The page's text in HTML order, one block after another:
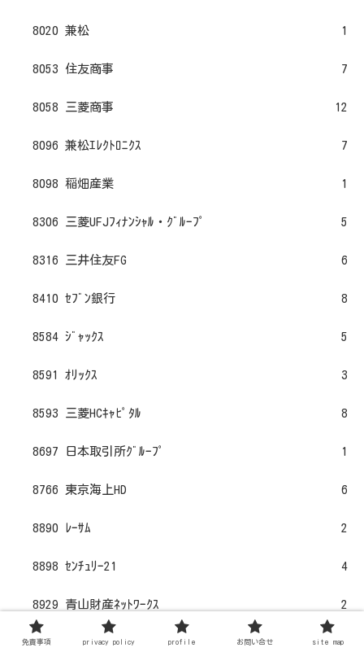
8020 兼松 1
8053 住友商事 7
8058 三菱商事 12
8096 兼松ｴﾚｸﾄﾛﾆｸｽ 7
8098 稲畑産業 1
8306 三菱UFJﾌｨﾅﾝｼｬﾙ・ｸﾞﾙｰﾌﾟ 5
8316 三井住友FG 6
8410 ｾﾌﾞﾝ銀行 8
8584 ｼﾞｬｯｸｽ 5
8591 ｵﾘｯｸｽ 3
8593 三菱HCｷｬﾋﾟﾀﾙ 8
8697 日本取引所ｸﾞﾙｰﾌﾟ 1
8766 東京海上HD 6
8890 ﾚｰｻﾑ 2
8898 ｾﾝﾁｭﾘｰ21 4
8929 青山財産ﾈｯﾄﾜｰｸｽ 2
9101 日本郵船 4
免責事項 privacy policy profile お問い合せ site map